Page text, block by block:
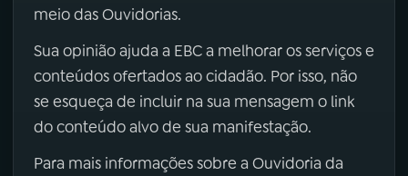
meio das Ouvidorias.
Sua opinião ajuda a EBC a melhorar os serviços e
conteúdos ofertados ao cidadão. Por isso, não
se esqueça de incluir na sua mensagem o link
do conteúdo alvo de sua manifestação.
Para mais informações sobre a Ouvidoria da